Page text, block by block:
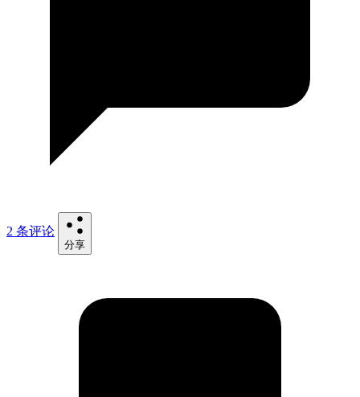
2 条评论
分享